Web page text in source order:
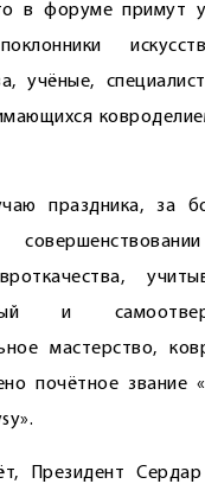
в форуме примут
учёные,
праздника, за
и
мастерство,
почётное звание
Президент